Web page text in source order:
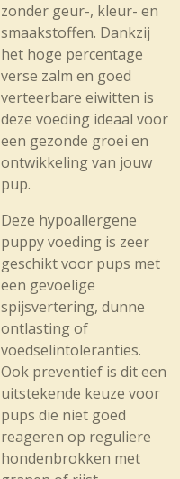
zonder geur-, kleur- en
smaakstoffen. Dankzij
het hoge percentage
verse zalm en goed
verteerbare eiwitten is
deze voeding ideaal voor
een gezonde groei en
ontwikkeling van jouw
pup.
Deze hypoallergene
puppy voeding is zeer
geschikt voor pups met
een gevoelige
spijsvertering, dunne
ontlasting of
voedselintoleranties.
Ook preventief is dit een
uitstekende keuze voor
pups die niet goed
reageren op reguliere
hondenbrokken met